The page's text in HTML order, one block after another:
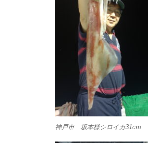
神戸市 坂本様シロイカ31cm